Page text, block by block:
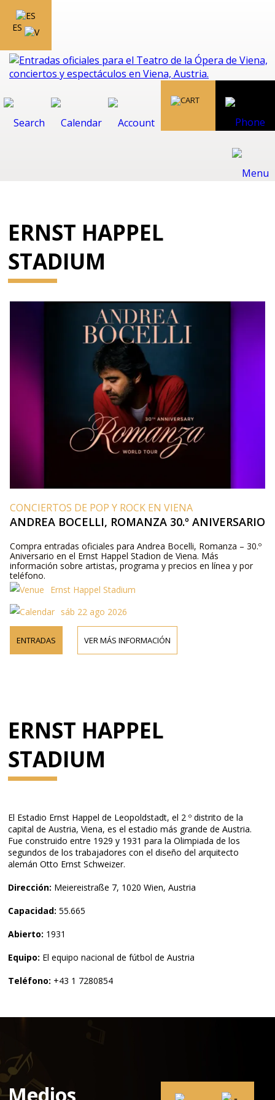
ES
ERNST HAPPEL
STADIUM
CONCIERTOS DE POP Y ROCK EN VIENA
ANDREA BOCELLI, ROMANZA 30.º ANIVERSARIO
Compra entradas oficiales para Andrea Bocelli, Romanza – 30.º
Aniversario en el Ernst Happel Stadion de Viena. Más
información sobre artistas, programa y precios en línea y por
teléfono.
Ernst Happel Stadium
sáb 22 ago 2026
ENTRADAS VER MÁS INFORMACIÓN
ERNST HAPPEL
STADIUM
El Estadio Ernst Happel de Leopoldstadt, el 2 º distrito de la
capital de Austria, Viena, es el estadio más grande de Austria.
Fue construido entre 1929 y 1931 para la Olimpiada de los
segundos de los trabajadores con el diseño del arquitecto
alemán Otto Ernst Schweizer.
Dirección: Meiereistraße 7, 1020 Wien, Austria
Capacidad: 55.665
Abierto: 1931
Equipo: El equipo nacional de fútbol de Austria
Teléfono: +43 1 7280854
Medios